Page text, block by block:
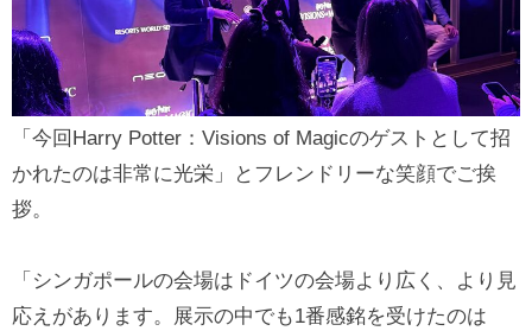
「今回Harry Potter：Visions of Magicのゲストとして招
かれたのは非常に光栄」とフレンドリーな笑顔でご挨
拶。
「シンガポールの会場はドイツの会場より広く、より見
応えがあります。展示の中でも1番感銘を受けたのは